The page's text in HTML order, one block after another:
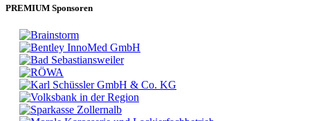
PREMIUM Sponsoren